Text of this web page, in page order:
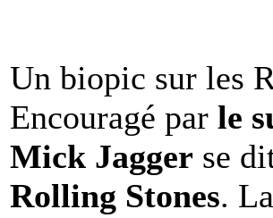
Un biopic sur les
Encouragé par le
Mick Jagger se
Rolling Stones.